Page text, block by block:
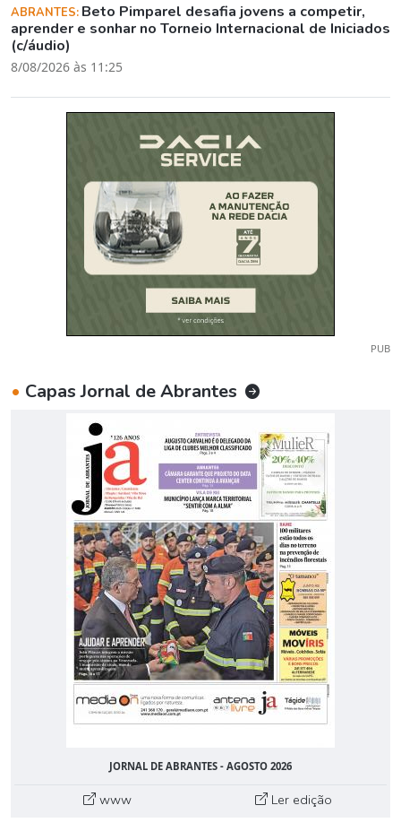
ABRANTES: Beto Pimparel desafia jovens a competir,
aprender e sonhar no Torneio Internacional de Iniciados
(c/áudio)
8/08/2026 às 11:25
PUB
• Capas Jornal de Abrantes
JORNAL DE ABRANTES - AGOSTO 2026
www Ler edição